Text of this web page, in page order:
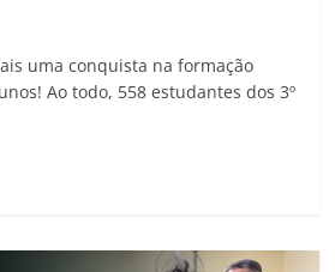
uma conquista na formação
Ao todo, 558 estudantes dos 3º